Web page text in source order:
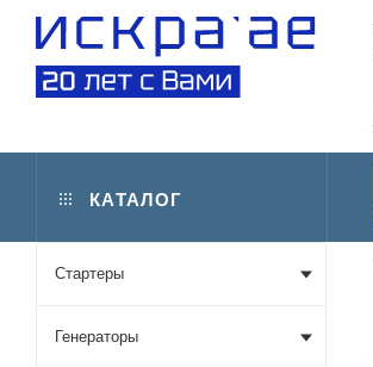
КАТАЛОГ
Стартеры
Генераторы